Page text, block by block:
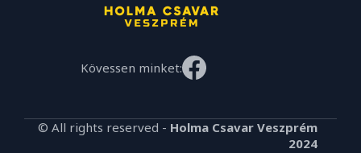
Kövessen minket:
© All rights reserved - Holma Csavar Veszprém
2024